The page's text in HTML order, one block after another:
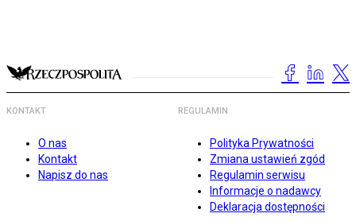
KONTAKT
O nas
Kontakt
Napisz do nas
REGULAMIN
Polityka Prywatności
Zmiana ustawień zgód
Regulamin serwisu
Informacje o nadawcy
Deklaracja dostępności